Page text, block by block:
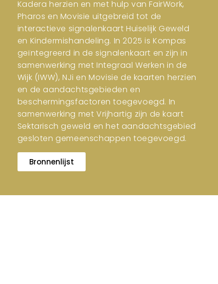
Kadera herzien en met hulp van FairWork,
Pharos en Movisie uitgebreid tot de
interactieve signalenkaart Huiselijk Geweld
en Kindermishandeling. In 2025 is Kompas
geïntegreerd in de signalenkaart en zijn in
samenwerking met Integraal Werken in de
Wijk (IWW), NJi en Movisie de kaarten herzien
en de aandachtsgebieden en
beschermingsfactoren toegevoegd. In
samenwerking met Vrijhartig zijn de kaart
Sektarisch geweld en het aandachtsgebied
gesloten gemeenschappen toegevoegd.
Bronnenlijst